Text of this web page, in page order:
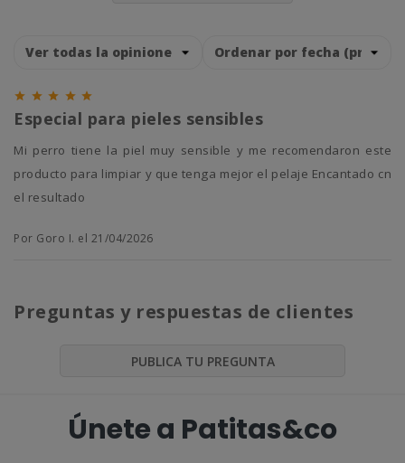
    
Especial para pieles sensibles
Mi perro tiene la piel muy sensible y me recomendaron este
producto para limpiar y que tenga mejor el pelaje Encantado cn
el resultado
Por Goro I. el 21/04/2026
Preguntas y respuestas de clientes
PUBLICA TU PREGUNTA
Únete a Patitas&co